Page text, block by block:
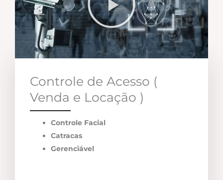
Controle de Acesso (
Venda e Locação )
Controle Facial
Catracas
Gerenciável